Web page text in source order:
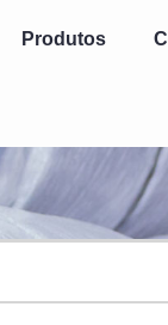
Produtos